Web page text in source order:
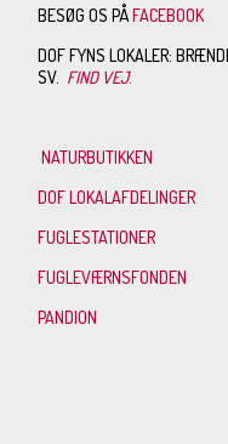
BESØG OS PÅFACEBOOK
DOF FYNS LOKALER:
SV. FIND VEJ.
NATURBUTIKKEN
DOF LOKALAFDELINGER
FUGLESTATIONER
FUGLEVÆRNSFONDEN
PANDION